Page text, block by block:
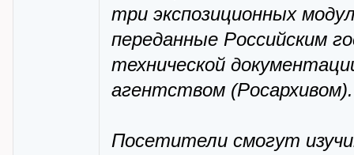
три экспозиционных
переданные Российским
технической
агентством (Росархивом).
Посетители смогут